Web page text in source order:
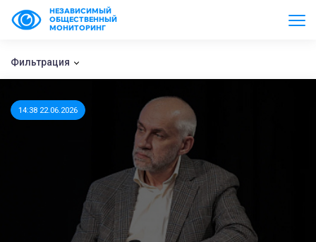
НЕЗАВИСИМЫЙ
ОБЩЕСТВЕННЫЙ
МОНИТОРИНГ
Фильтрация
14:38 22.06.2026